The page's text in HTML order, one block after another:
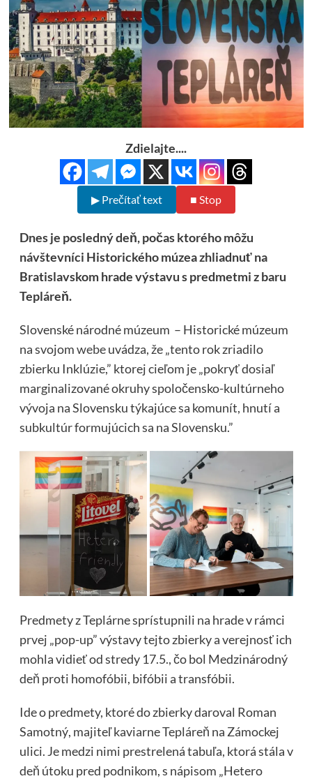
Zdielajte....
▶ Prečítať text ■ Stop
Dnes je posledný deň, počas ktorého môžu
návštevníci Historického múzea zhliadnuť na
Bratislavskom hrade výstavu s predmetmi z baru
Tepláreň.
Slovenské národné múzeum – Historické múzeum
na svojomwebeuvádza, že „tento rok zriadilo
zbierku Inklúzie,” ktorej cieľom je „pokryť dosiaľ
marginalizované okruhy spoločensko-kultúrneho
vývoja na Slovensku týkajúce sa komunít, hnutí a
subkultúr formujúcich sa na Slovensku.”
Predmety z Teplárne sprístupnili na hrade v rámci
prvej „pop-up” výstavy tejto zbierky a verejnosť ich
mohla vidieť od stredy 17.5., čo bol Medzinárodný
deň proti homofóbii, bifóbii a transfóbii.
Ide o predmety, ktoré do zbierky daroval Roman
Samotný, majiteľ kaviarne Tepláreň na Zámockej
ulici. Je medzi nimi prestrelená tabuľa, ktorá stála v
deň útoku pred podnikom, s nápisom „Hetero